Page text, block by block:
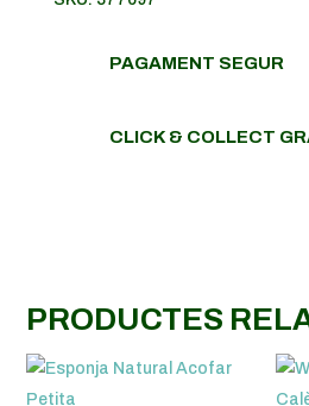
75ML
PAGAMENT SEGUR
CLICK & COLLECT
PRODUCTES